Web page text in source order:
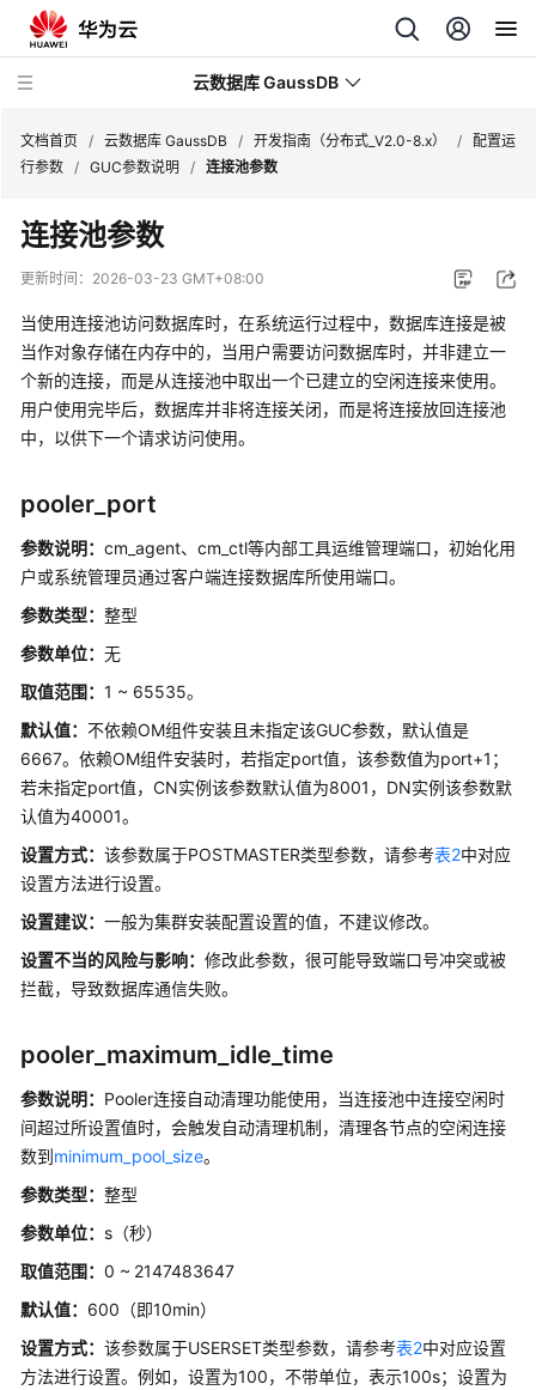
云数据库 GaussDB
最
新
动
服
务
公
告
品
介
绍
计
费
明
快
速
入
门
用
户
南
发
南
开
指
南
（分
式
_V2.0-
8.x）
文档首页 / 云数据库 GaussDB / 开发指南（分布式_V2.0-8.x） /
配置运
行参数 / GUC参数说明 / 连接池参数
连接池参数
更新时间： 2026-03-23 GMT+08:00
当使用连接池访问数据库时，在系统运行过程中，数据库连接是被
当作对象存储在内存中的，当用户需要访问数据库时，并非建立一
个新的连接，而是从连接池中取出一个已建立的空闲连接来使用。
用户使用完毕后，数据库并非将连接关闭，而是将连接放回连接池
中，以供下一个请求访问使用。
pooler_port
参数说明： cm_agent、cm_ctl等内部工具运维管理端口，初始化用
户或系统管理员通过客户端连接数据库所使用端口。
参数类型： 整型
参数单位： 无
取值范围： 1 ~ 65535。
默认值： 不依赖OM组件安装且未指定该GUC参数，默认值是
6667。依赖OM组件安装时，若指定port值，该参数值为port+1；
若未指定port值，CN实例该参数默认值为8001，DN实例该参数默
认值为40001。
设置方式： 该参数属于POSTMASTER类型参数，请参考表2中对应
设置方法进行设置。
设置建议： 一般为集群安装配置设置的值，不建议修改。
设置不当的风险与影响： 修改此参数，很可能导致端口号冲突或被
拦截，导致数据库通信失败。
pooler_maximum_idle_time
参数说明： Pooler连接自动清理功能使用，当连接池中连接空闲时
间超过所设置值时，会触发自动清理机制，清理各节点的空闲连接
数到minimum_pool_size。
参数类型： 整型
参数单位： s（秒）
取值范围： 0 ~ 2147483647
默认值： 600（即10min）
设置方式： 该参数属于USERSET类型参数，请参考表2中对应设置
方法进行设置。例如，设置为100，不带单位，表示100s；设置为